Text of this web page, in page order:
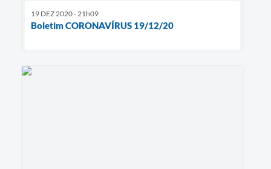
19 DEZ 2020 - 21h09
Boletim CORONAVÍRUS 19/12/20